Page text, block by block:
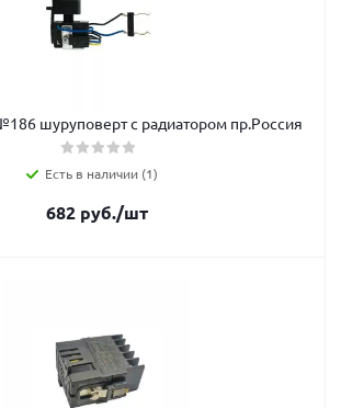
шуруповерт с радиатором пр.Россия
Есть в наличии (1)
682руб./шт